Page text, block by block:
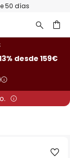
50 días
desde 159€